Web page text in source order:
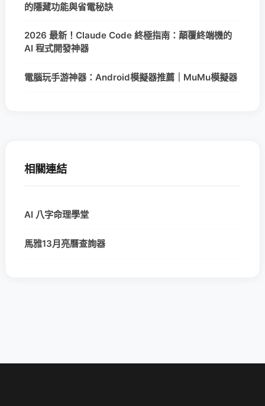
的隱藏功能與省電秘訣
2026 最新！Claude Code 終極指南：顛覆終端機的
AI 程式開發神器
電腦玩手游神器：Android模擬器推薦｜MuMu模擬器
相關連結
AI 八字命理學堂
馬雅13月亮曆查詢器